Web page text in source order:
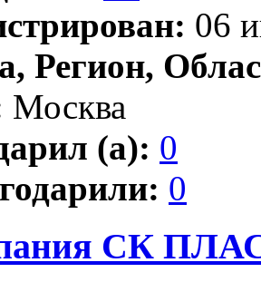
06
Регион,
Москва
(а): 0
0
СК